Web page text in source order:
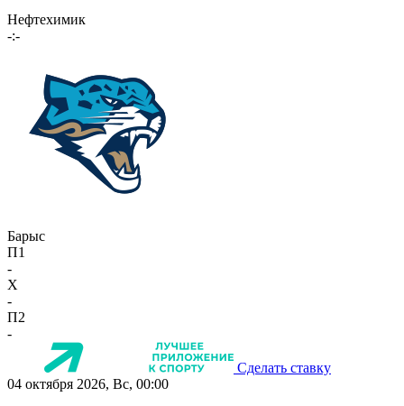
Нефтехимик
-:-
Барыс
П1
-
X
-
П2
-
Сделать ставку
04 октября 2026, Вс, 00:00